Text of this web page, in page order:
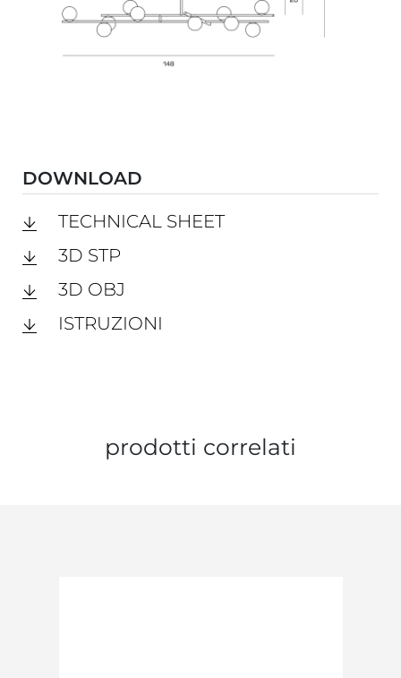
DOWNLOAD
TECHNICAL SHEET
3D STP
3D OBJ
ISTRUZIONI
prodotti correlati